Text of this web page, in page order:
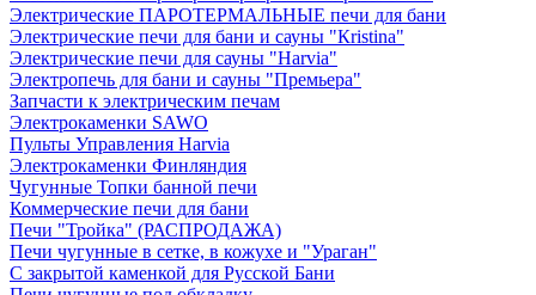
Электрические ПАРОТЕРМАЛЬНЫЕ печи для бани
Электрические печи для бани и сауны "Кristina"
Электрические печи для сауны "Harvia"
Электропечь для бани и сауны "Премьера"
Запчасти к электрическим печам
Электрокаменки SAWO
Пульты Управления Harvia
Электрокаменки Финляндия
Чугунные Топки банной печи
Коммерческие печи для бани
Печи "Тройка" (РАСПРОДАЖА)
Печи чугунные в сетке, в кожухе и "Ураган"
С закрытой каменкой для Русской Бани